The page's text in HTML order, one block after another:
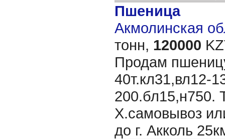
Пшеница
Акмолинская
тонн, 120000
Продам
40т.кл31,вл12-
200.бл15,н750.
Х.самовывоз
до г. Акколь